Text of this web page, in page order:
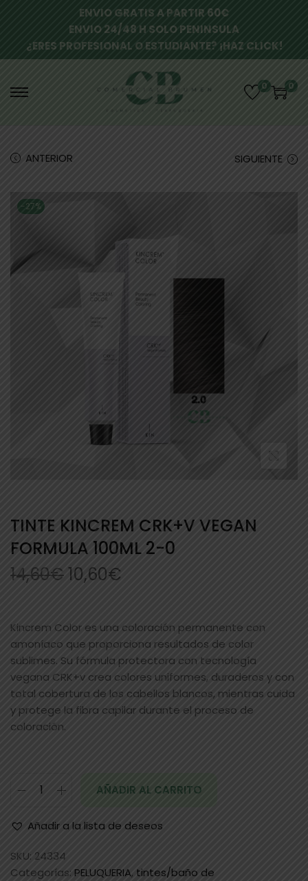
ENVIO GRATIS A PARTIR 60€
ENVIO 24/48 H SOLO PENINSULA
¿ERES PROFESIONAL O ESTUDIANTE? ¡HAZ CLICK!
0 0
ANTERIOR SIGUIENTE
-27%
TINTE KINCREM CRK+V VEGAN
FORMULA 100ML 2-0
14,60€10,60€
Kincrem Color es una coloración permanente con
amoníaco que proporciona resultados de color
sublimes. Su fórmula protectora con tecnología
vegana CRK+v crea colores uniformes, duraderos y con
total cobertura de los cabellos blancos, mientras cuida
y protege la fibra capilar durante el proceso de
coloración.
AÑADIR AL CARRITO
Añadir a la lista de deseos
SKU: 24334
Categorías: PELUQUERIA, tintes/baño de